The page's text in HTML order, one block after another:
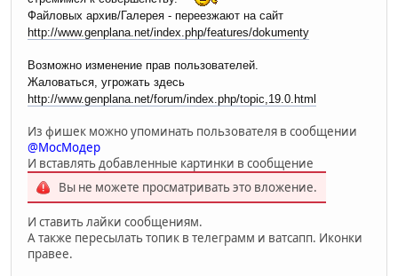
Файловых архив/Галерея - переезжают на сайт
http://www.genplana.net/index.php/features/dokumenty
Возможно изменение прав пользователей.
Жаловаться, угрожать здесь
http://www.genplana.net/forum/index.php/topic,19.0.html
Из фишек можно упоминать пользователя в сообщении
@МосМодер
И вставлять добавленные картинки в сообщение
Вы не можете просматривать это вложение.
И ставить лайки сообщениям.
А также пересылать топик в телеграмм и ватсапп. Иконки
правее.